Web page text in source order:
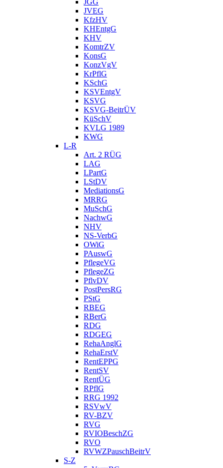
JVEG
KfzHV
KHEntgG
KHV
KomtrZV
KonsG
KonzVgV
KrPflG
KSchG
KSVEntgV
KSVG
KSVG-BeitrÜV
KüSchV
KVLG 1989
KWG
L-R
Art. 2 RÜG
LAG
LPartG
LStDV
MediationsG
MRRG
MuSchG
NachwG
NHV
NS-VerbG
OWiG
PAuswG
PflegeVG
PflegeZG
PflvDV
PostPersRG
PStG
RBEG
RBerG
RDG
RDGEG
RehaAnglG
RehaErstV
RentEPPG
RentSV
RentÜG
RPflG
RRG 1992
RSVwV
RV-BZV
RVG
RVIOBeschZG
RVO
RVWZPauschBeitrV
S-Z